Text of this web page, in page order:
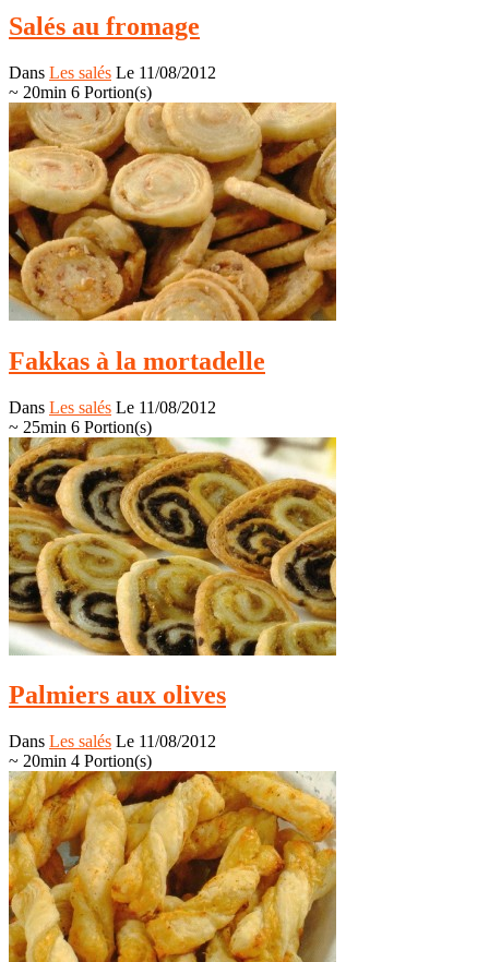
Salés au fromage
Dans Les salés Le 11/08/2012
~ 20min 6 Portion(s)
Fakkas à la mortadelle
Dans Les salés Le 11/08/2012
~ 25min 6 Portion(s)
Palmiers aux olives
Dans Les salés Le 11/08/2012
~ 20min 4 Portion(s)